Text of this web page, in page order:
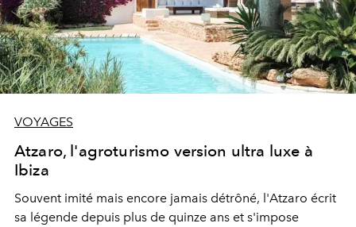
VOYAGES
Atzaro, l'agroturismo version ultra luxe à
Ibiza
Souvent imité mais encore jamais détrôné, l'Atzaro écrit
sa légende depuis plus de quinze ans et s'impose